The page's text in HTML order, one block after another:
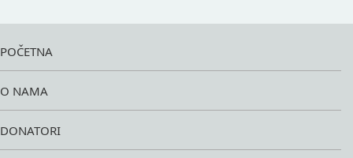
POČETNA
O NAMA
DONATORI